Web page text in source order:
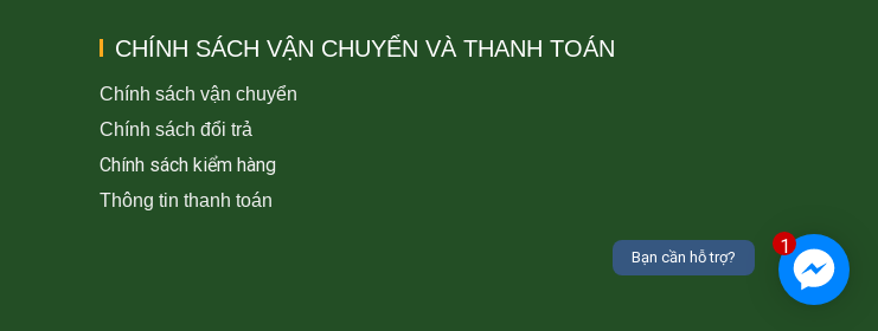
CHÍNH SÁCH VẬN CHUYỂN VÀ THANH TOÁN
Chính sách vận chuyển
Chính sách đổi trả
Chính sách kiểm hàng
Thông tin thanh toán
1
Bạn cần hỗ trợ?